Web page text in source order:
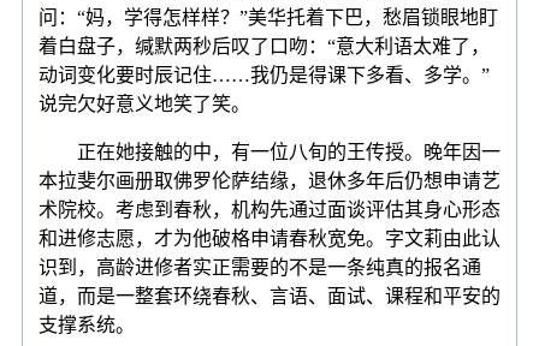
问：“妈，学得怎样样？”美华托着下巴，愁眉锁眼地盯
着白盘子，缄默两秒后叹了口吻：“意大利语太难了，
动词变化要时辰记住……我仍是得课下多看、多学。”
说完欠好意义地笑了笑。
正在她接触的中，有一位八旬的王传授。晚年因一
本拉斐尔画册取佛罗伦萨结缘，退休多年后仍想申请艺
术院校。考虑到春秋，机构先通过面谈评估其身心形态
和进修志愿，才为他破格申请春秋宽免。字文莉由此认
识到，高龄进修者实正需要的不是一条纯真的报名通
道，而是一整套环绕春秋、言语、面试、课程和平安的
支撑系统。